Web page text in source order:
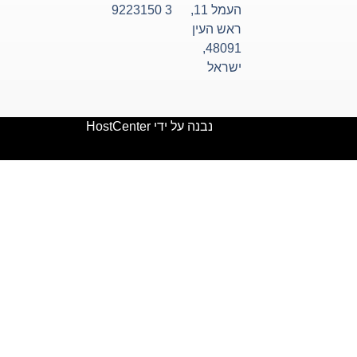
העמל 11,
ראש העין
48091,
ישראל
3 9223150
נבנה על ידי HostCenter